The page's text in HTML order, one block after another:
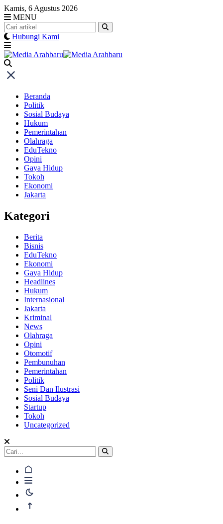
Skip
to
content
Kamis, 6 Agustus 2026
MENU
Hubungi Kami
Beranda
Politik
Sosial Budaya
Hukum
Pemerintahan
Olahraga
EduTekno
Opini
Gaya Hidup
Tokoh
Ekonomi
Jakarta
Kategori
Berita
Bisnis
EduTekno
Ekonomi
Gaya Hidup
Headlines
Hukum
Internasional
Jakarta
Kriminal
News
Olahraga
Opini
Otomotif
Pembunuhan
Pemerintahan
Politik
Seni Dan Ilustrasi
Sosial Budaya
Startup
Tokoh
Uncategorized